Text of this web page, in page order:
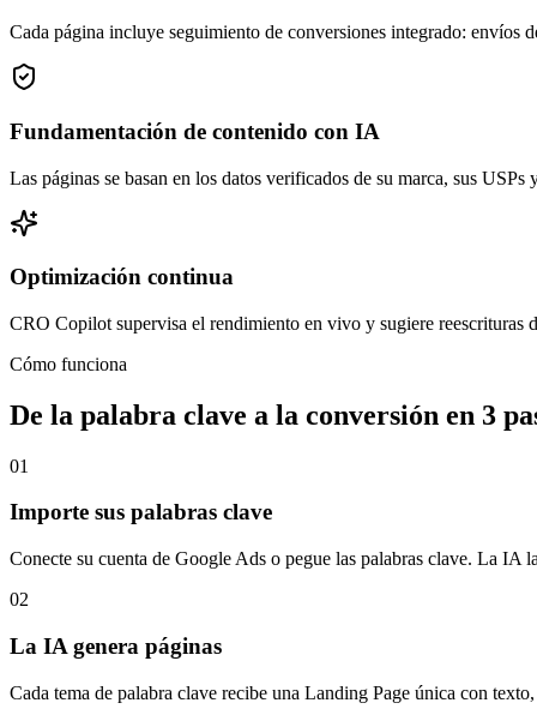
Cada página incluye seguimiento de conversiones integrado: envíos
Fundamentación de contenido con IA
Las páginas se basan en los datos verificados de su marca, sus
Optimización continua
CRO Copilot supervisa el rendimiento en vivo y sugiere reescrituras
Cómo funciona
De la palabra clave a la conversión en 3
01
Importe sus palabras clave
Conecte su cuenta de Google Ads o pegue las palabras clave. La
02
La IA genera páginas
Cada tema de palabra clave recibe una Landing Page única con